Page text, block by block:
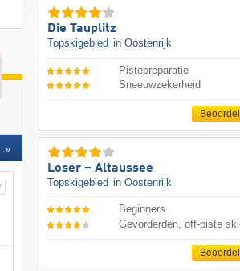
»
Die Tauplitz
Topskigebied in Oostenrijk
Pistepreparatie
Sneeuwzekerheid
Loser – Altaussee
Topskigebied in Oostenrijk
Beginners
Gevorderden, off-piste